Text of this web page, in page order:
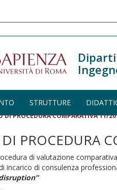
ricerca
STRUTTURE
DI PROCEDURA COMPARATIVA 11/
PROCEDURA
di valutazione
incarico di consulenza